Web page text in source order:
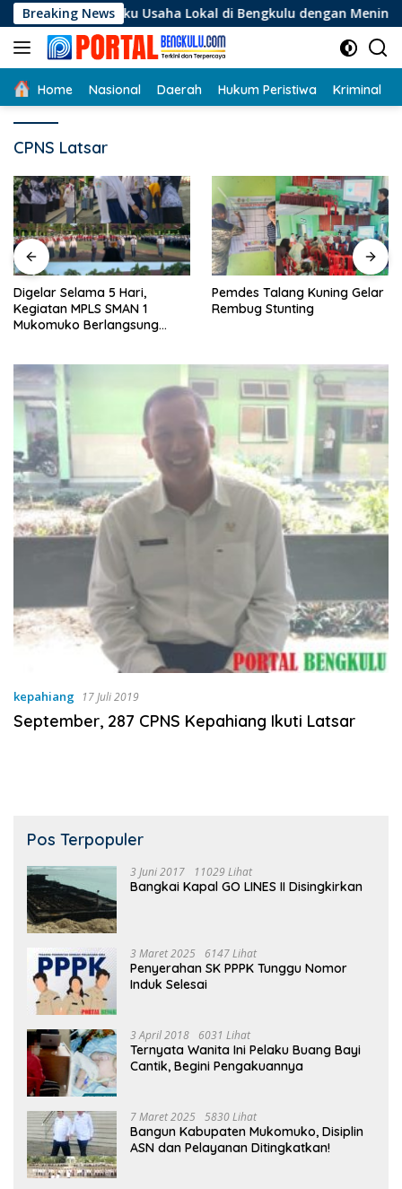
Langsung
ke
konten
Breaking News
Pelaku Usaha Lokal di Bengkulu dengan Meningkatkan
Home Nasional Daerah Hukum Peristiwa Kriminal
CPNS Latsar
Digelar Selama 5 Hari,
Kegiatan MPLS SMAN 1
Mukomuko Berlangsung
Pemdes Talang Kuning Gelar
Rembug Stunting
kepahiang 17 Juli 2019
September, 287 CPNS Kepahiang Ikuti Latsar
Pos Terpopuler
3 Juni 2017 11029 Lihat
Bangkai Kapal GO LINES II Disingkirkan
3 Maret 2025 6147 Lihat
Penyerahan SK PPPK Tunggu Nomor
Induk Selesai
3 April 2018 6031 Lihat
Ternyata Wanita Ini Pelaku Buang Bayi
Cantik, Begini Pengakuannya
7 Maret 2025 5830 Lihat
Bangun Kabupaten Mukomuko, Disiplin
ASN dan Pelayanan Ditingkatkan!